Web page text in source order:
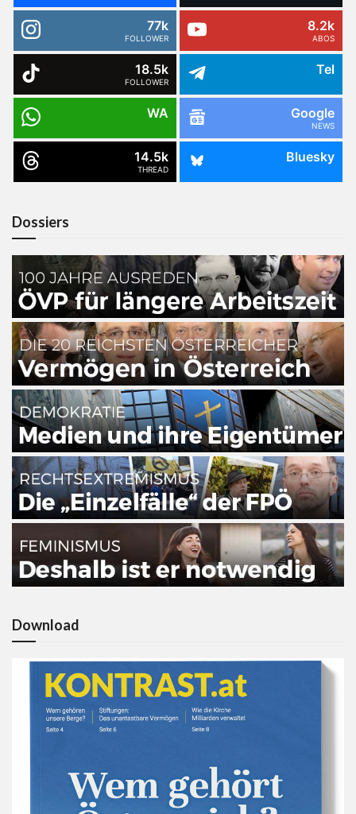
77k
FOLLOWER
8.2k
ABOS
18.5k
FOLLOWER
Tel
WA Google
NEWS
14.5k
THREAD
Bluesky
Dossiers
Download